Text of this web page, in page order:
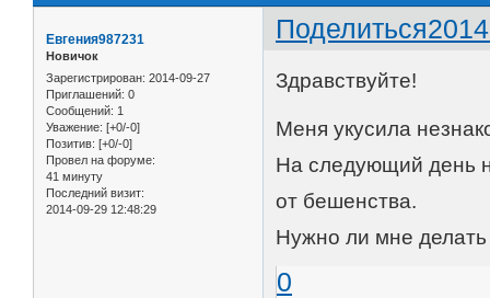
Поделиться
Евгения987231
Новичок
Зарегистрирован: 2014-09-27
Приглашений: 0
Сообщений: 1
Уважение: [+0/-0]
Позитив: [+0/-0]
Провел на форуме:
41 минуту
Последний визит:
2014-09-29 12:48:29
Здравствуйте!
Меня укусила
На следующий день
от бешенства.
Нужно ли мне
0